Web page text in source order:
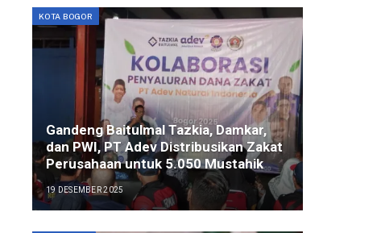
KOTA BOGOR
Gandeng Baitulmal Tazkia, Damkar,
dan PWI, PT Adev Distribusikan Zakat
Perusahaan untuk 5.050 Mustahik
19 DESEMBER 2025